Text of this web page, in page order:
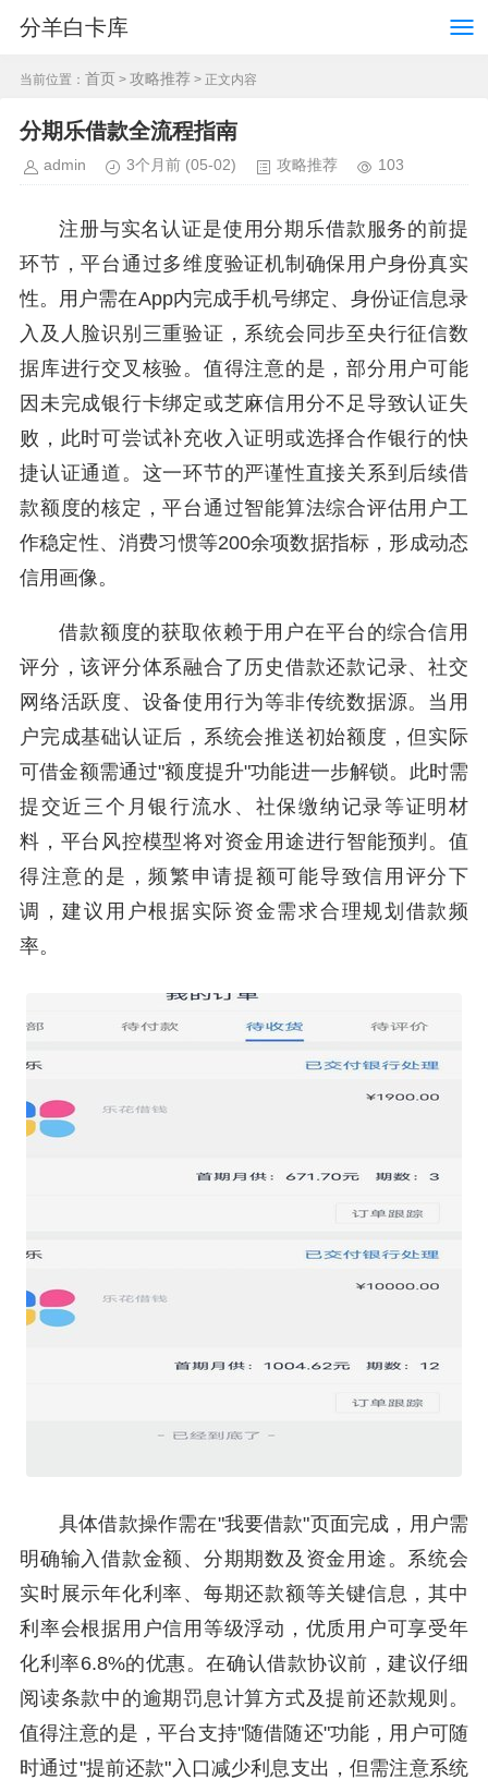
分羊白卡库
当前位置： 首页 > 攻略推荐 > 正文内容
分期乐借款全流程指南
admin 3个月前 (05-02) 攻略推荐 103
注册与实名认证是使用分期乐借款服务的前提
环节，平台通过多维度验证机制确保用户身份真实
性。用户需在App内完成手机号绑定、身份证信息录
入及人脸识别三重验证，系统会同步至央行征信数
据库进行交叉核验。值得注意的是，部分用户可能
因未完成银行卡绑定或芝麻信用分不足导致认证失
败，此时可尝试补充收入证明或选择合作银行的快
捷认证通道。这一环节的严谨性直接关系到后续借
款额度的核定，平台通过智能算法综合评估用户工
作稳定性、消费习惯等200余项数据指标，形成动态
信用画像。
借款额度的获取依赖于用户在平台的综合信用
评分，该评分体系融合了历史借款还款记录、社交
网络活跃度、设备使用行为等非传统数据源。当用
户完成基础认证后，系统会推送初始额度，但实际
可借金额需通过"额度提升"功能进一步解锁。此时需
提交近三个月银行流水、社保缴纳记录等证明材
料，平台风控模型将对资金用途进行智能预判。值
得注意的是，频繁申请提额可能导致信用评分下
调，建议用户根据实际资金需求合理规划借款频
率。
具体借款操作需在"我要借款"页面完成，用户需
明确输入借款金额、分期期数及资金用途。系统会
实时展示年化利率、每期还款额等关键信息，其中
利率会根据用户信用等级浮动，优质用户可享受年
化利率6.8%的优惠。在确认借款协议前，建议仔细
阅读条款中的逾期罚息计算方式及提前还款规则。
值得注意的是，平台支持"随借随还"功能，用户可随
时通过"提前还款"入口减少利息支出，但需注意系统